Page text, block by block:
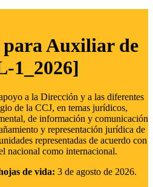
Auxiliar de
1_2026]
a la Dirección y a las diferentes
de la CCJ, en temas jurídicos,
de información y comunicación
y representación jurídica de
representadas de acuerdo con
nacional como internacional.
de vida: 3 de agosto de 2026.